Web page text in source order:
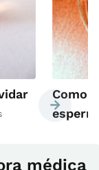
Como
médica